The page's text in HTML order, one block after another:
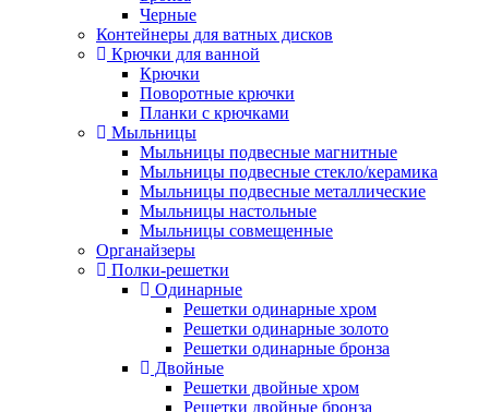
Черные
Контейнеры для ватных дисков
Крючки для ванной
Крючки
Поворотные крючки
Планки с крючками
Мыльницы
Мыльницы подвесные магнитные
Мыльницы подвесные стекло/керамика
Мыльницы подвесные металлические
Мыльницы настольные
Мыльницы совмещенные
Органайзеры
Полки-решетки
Одинарные
Решетки одинарные хром
Решетки одинарные золото
Решетки одинарные бронза
Двойные
Решетки двойные хром
Решетки двойные бронза